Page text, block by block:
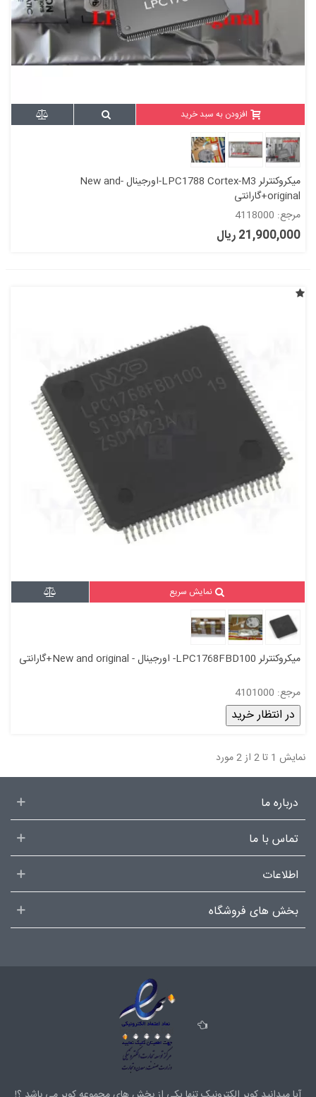
افزودن به سبد خرید
میکروکنترلر LPC1788 Cortex-M3-اورجینال -New and
original+گارانتی
مرجع: 4118000
21,900,000 ریال
نمایش سریع
میکروکنترلر LPC1768FBD100- اورجینال - New and original+گارانتی
مرجع: 4101000
در انتظار خرید
نمایش 1 تا 2 از 2 مورد
درباره ما
تماس با ما
اطلاعات
بخش های فروشگاه